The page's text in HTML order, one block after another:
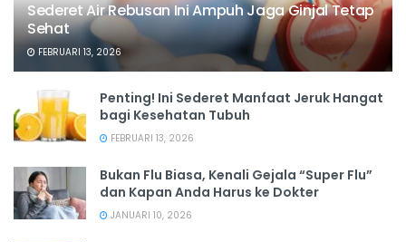
Sederet Air Rebusan Ini Ampuh Jaga Ginjal Tetap
Sehat
FEBRUARI 13, 2026
Penting! Ini Sederet Manfaat Jeruk Hangat
bagi Kesehatan Tubuh
FEBRUARI 13, 2026
Bukan Flu Biasa, Kenali Gejala “Super Flu”
dan Kapan Anda Harus ke Dokter
JANUARI 10, 2026